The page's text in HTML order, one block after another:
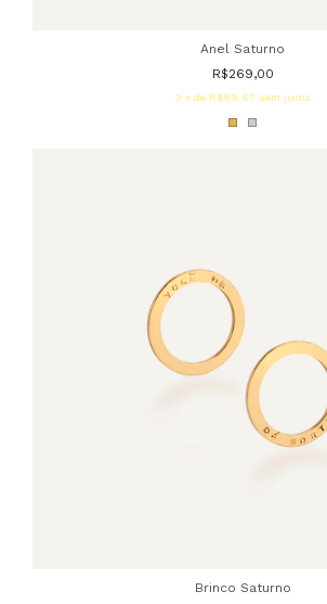
Anel Saturno
R$269,00
3 x de R$89,67 sem juros
Brinco Saturno